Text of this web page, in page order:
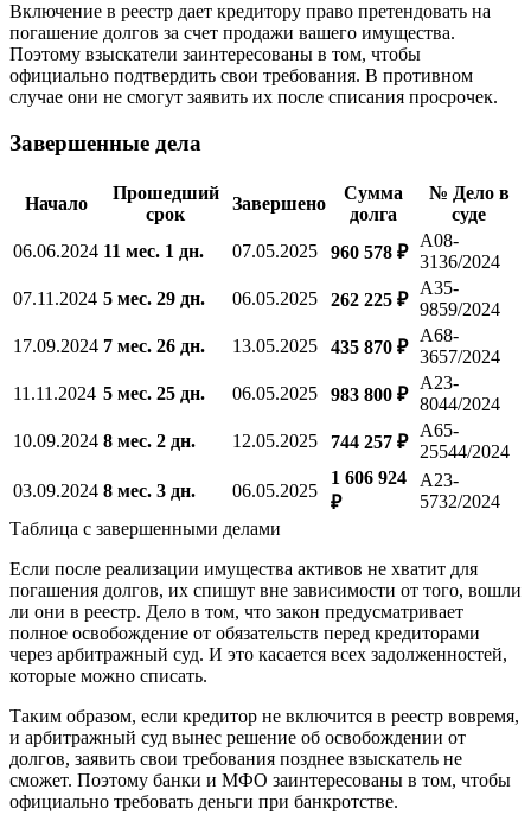
Включение в реестр дает кредитору право претендовать на
погашение долгов за счет продажи вашего имущества.
Поэтому взыскатели заинтересованы в том, чтобы
официально подтвердить свои требования. В противном
случае они не смогут заявить их после списания просрочек.
Завершенные дела
Начало
Прошедший
срок
Завершено
Сумма
долга
№ Дело в
суде
06.06.2024 11 мес. 1 дн. 07.05.2025 960 578 ₽
А08-
3136/2024
07.11.2024 5 мес. 29 дн. 06.05.2025 262 225 ₽
А35-
9859/2024
17.09.2024 7 мес. 26 дн. 13.05.2025 435 870 ₽
А68-
3657/2024
11.11.2024 5 мес. 25 дн. 06.05.2025 983 800 ₽
А23-
8044/2024
10.09.2024 8 мес. 2 дн. 12.05.2025 744 257 ₽
А65-
25544/2024
03.09.2024 8 мес. 3 дн. 06.05.2025
1 606 924
₽
А23-
5732/2024
Таблица с завершенными делами
Если после реализации имущества активов не хватит для
погашения долгов, их спишут вне зависимости от того, вошли
ли они в реестр. Дело в том, что закон предусматривает
полное освобождение от обязательств перед кредиторами
через арбитражный суд. И это касается всех задолженностей,
которые можно списать.
Таким образом, если кредитор не включится в реестр вовремя,
и арбитражный суд вынес решение об освобождении от
долгов, заявить свои требования позднее взыскатель не
сможет. Поэтому банки и МФО заинтересованы в том, чтобы
официально требовать деньги при банкротстве.